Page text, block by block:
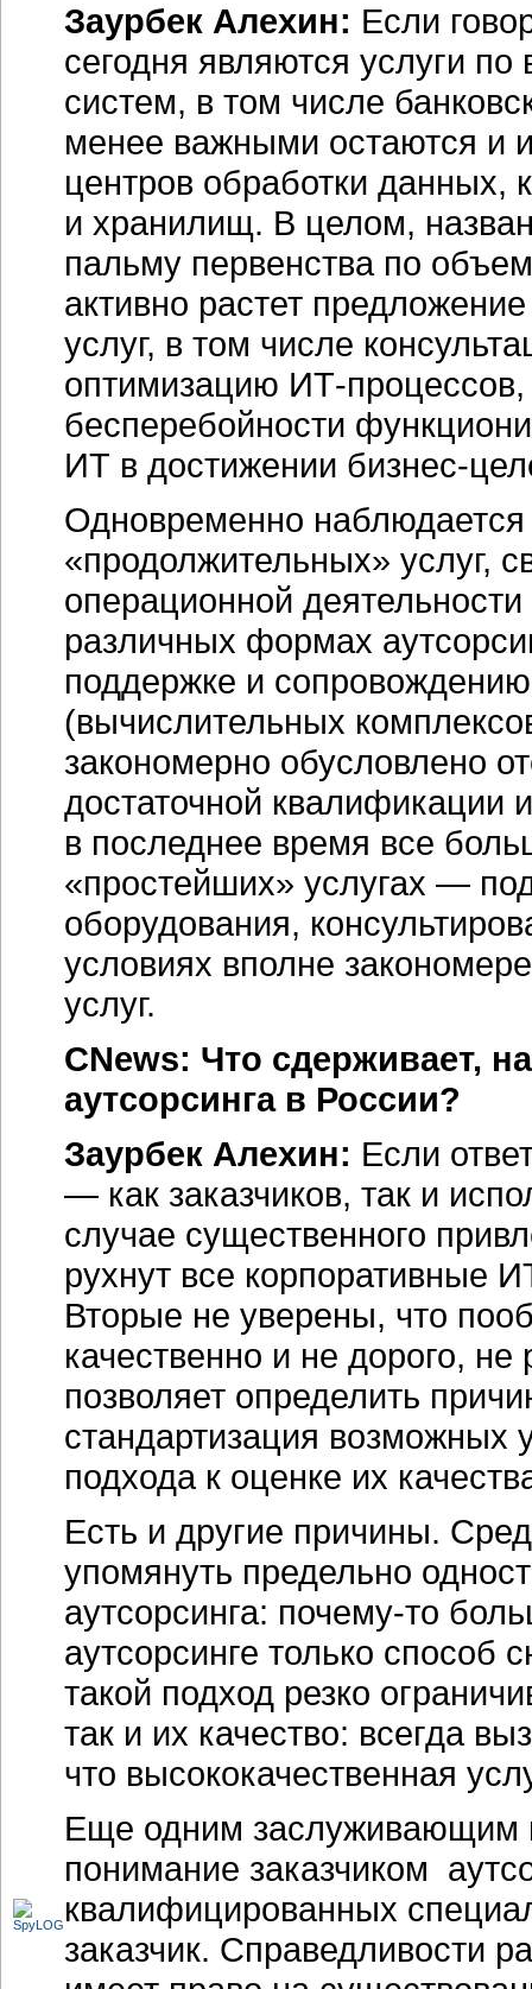
Заурбек Алехин: Если
сегодня являются услуги
систем, в том числе
менее важными остаются и
центров обработки данных,
и хранилищ. В целом,
пальму первенства по
активно растет
услуг, в том числе
оптимизацию ИТ-
бесперебойности
ИТ в достижении бизнес-
Одновременно
«продолжительных» услуг,
операционной
различных формах
поддержке и
(вычислительных
закономерно обусловлено
достаточной квалификации
в последнее время все
«простейших» услугах —
оборудования,
условиях вполне
услуг.
CNews: Что сдерживает,
аутсорсинга в России?
Заурбек Алехин: Если
— как заказчиков, так и
случае существенного
рухнут все корпоративные
Вторые не уверены, что
качественно и не дорого,
позволяет определить
стандартизация возможных
подхода к оценке их
Есть и другие причины.
упомянуть предельно
аутсорсинга: почему-то
аутсорсинге только способ
такой подход резко
так и их качество: всегда
что высококачественная
Еще одним заслуживающим
понимание заказчиком
квалифицированных
заказчик. Справедливости